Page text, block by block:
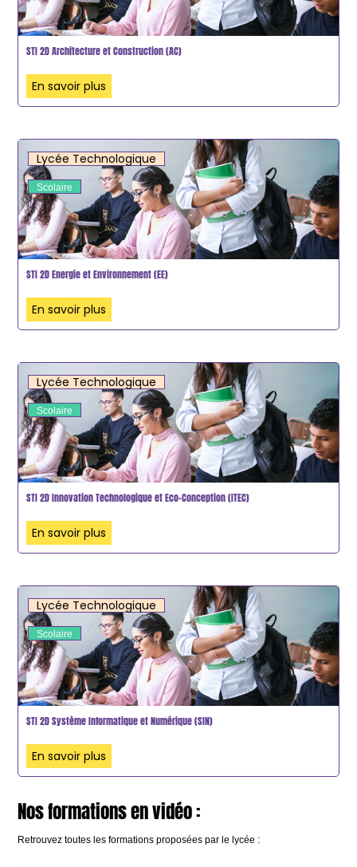
STI 2D Architecture et Construction (AC)
En savoir plus
Lycée Technologique
Scolaire
STI 2D Energie et Environnement (EE)
En savoir plus
Lycée Technologique
Scolaire
STI 2D Innovation Technologique et Eco-Conception (ITEC)
En savoir plus
Lycée Technologique
Scolaire
STI 2D Système Informatique et Numérique (SIN)
En savoir plus
Nos formations en vidéo :
Retrouvez toutes les formations proposées par le lycée :